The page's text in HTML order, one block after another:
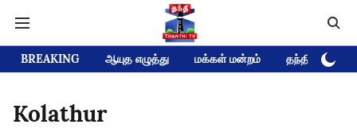
BREAKING ஆயுத எழுத்து மக்கள் மன்றம் தந்தி டிவி
Kolathur